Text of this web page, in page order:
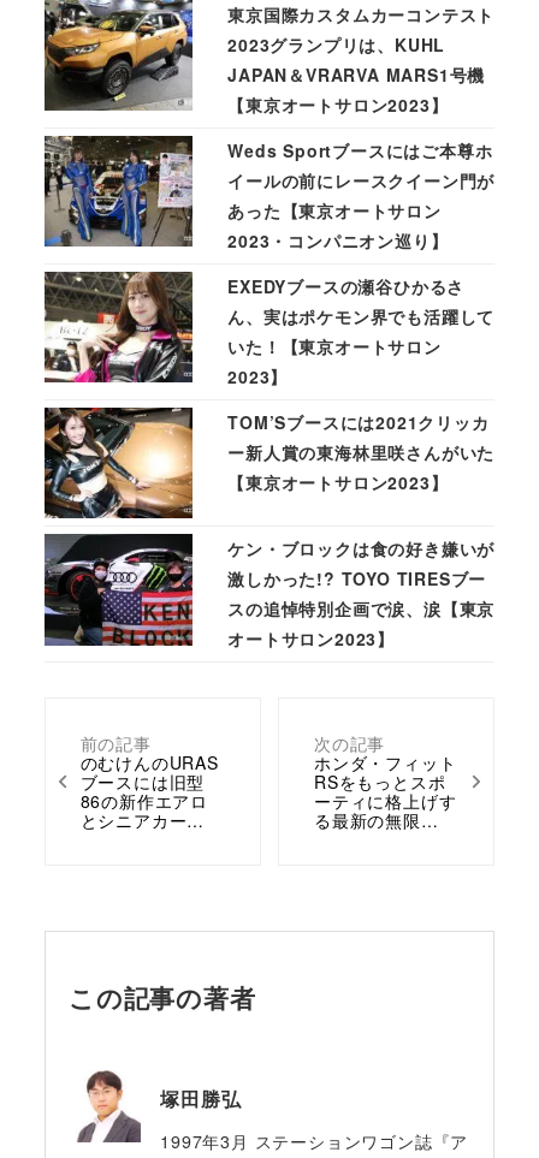
前の記事
のむけんのURAS
ブースには旧型
86の新作エアロ
とシニアカー…
次の記事
ホンダ・フィット
RSをもっとスポ
ーティに格上げす
る最新の無限…
東京国際カスタムカーコンテスト
2023グランプリは、KUHL
JAPAN＆VRARVA MARS1号機
【東京オートサロン2023】
Weds Sportブースにはご本尊ホ
イールの前にレースクイーン門が
あった【東京オートサロン
2023・コンパニオン巡り】
EXEDYブースの瀬谷ひかるさ
ん、実はポケモン界でも活躍して
いた！【東京オートサロン
2023】
TOM’Sブースには2021クリッカ
ー新人賞の東海林里咲さんがいた
【東京オートサロン2023】
ケン・ブロックは食の好き嫌いが
激しかった!? TOYO TIRESブー
スの追悼特別企画で涙、涙【東京
オートサロン2023】
この記事の著者
塚田勝弘
1997年3月 ステーションワゴン誌『ア